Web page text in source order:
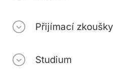
Přijímací zkoušky
Studium